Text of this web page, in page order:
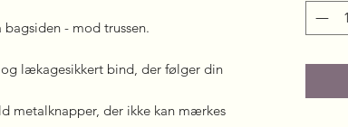
- mod trussen.
lækagesikkert bind, der følger din
metalknapper, der ikke kan mærkes